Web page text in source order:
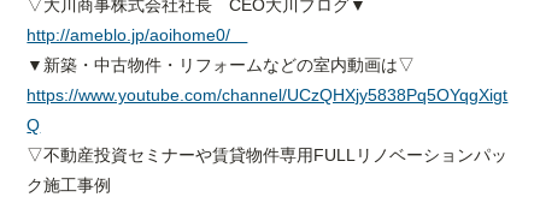
▽大川商事株式会社社長 CEO大川ブログ▼
http://ameblo.jp/aoihome0/
▼新築・中古物件・リフォームなどの室内動画は▽
https://www.youtube.com/channel/UCzQHXjy5838Pq5OYqgXigt
Q
▽不動産投資セミナーや賃貸物件専用FULLリノベーションパッ
ク施工事例